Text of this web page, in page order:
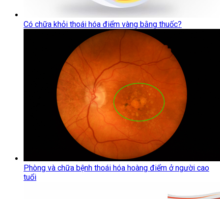
Có chữa khỏi thoái hóa điểm vàng bằng thuốc?
Phòng và chữa bệnh thoái hóa hoàng điểm ở người cao
tuổi